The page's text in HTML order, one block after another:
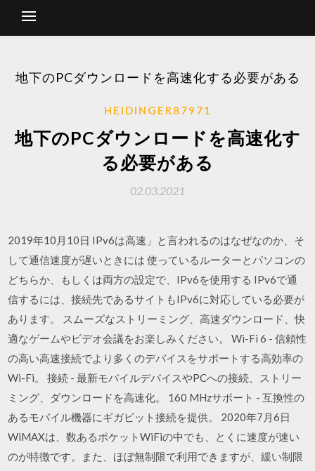
地下のPCダウンロードを高速化する必要がある
HEIDINGER87971
地下のPCダウンロードを高速化す
る必要がある
02.03.2021
2019年10月10日 IPv6は高速」と言われるのはなぜなのか、そ
して通信速度が遅いときには 使っているルーターとパソコンの
どちらか、もしくは両方の設定で、IPv6を使用する IPv6で通
信するには、接続先であるサイトもIPv6に対応している必要が
あります。 スムーズなストリーミング、高速ダウンロード、快
適なゲームやビデオ会議をお楽しみください。 Wi-Fi 6 - 信頼性
の高い高速接続でより多くのデバイスをサポートする高効率の
Wi-Fi。 接続 - 最新モバイルデバイスやPCへの接続、ストリー
ミング、ダウンロードを高速化。 160 MHzサポート - 互換性の
あるモバイル機器にギガビット接続を提供。 2020年7月6日
WiMAXは、数あるポケットWiFiの中でも、とくに速度が速い
のが特徴です。また、ほぼ無制限で利用できますが、緩い制限